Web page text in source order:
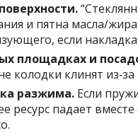
и пятна масла/
если
площадках и
колодки клинят
разжима. Если
ресурс падает